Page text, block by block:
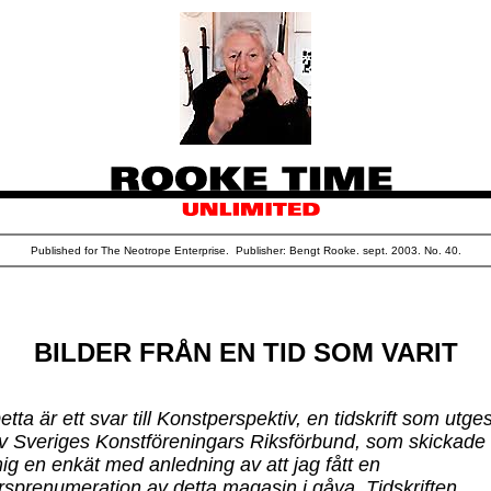
Published for The Neotrope Enterprise. Publisher: Bengt Rooke. sept. 2003. No. 40.
BILDER FRÅN EN TID SOM VARIT
är ett svar till Konstperspektiv, en tidskrift som
Sveriges Konstföreningars Riksförbund, som skickade
en enkät med anledning av att jag fått en